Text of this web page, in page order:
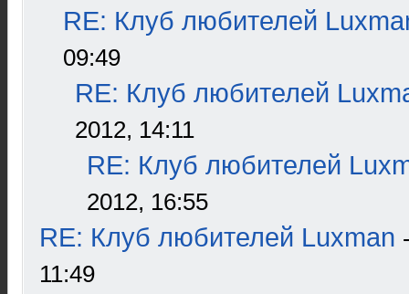
RE: Клуб любителей
09:49
RE: Клуб любителей
2012, 14:11
RE: Клуб любителей
2012, 16:55
RE: Клуб любителей Luxman
11:49